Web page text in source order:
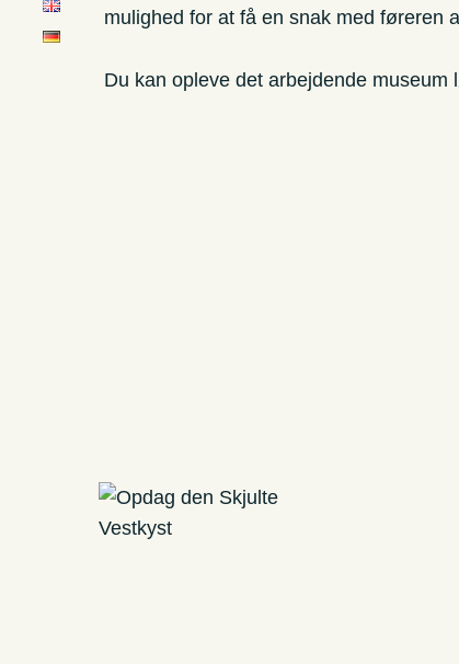
mulighed for at få en snak med føreren
Du kan opleve det arbejdende museum